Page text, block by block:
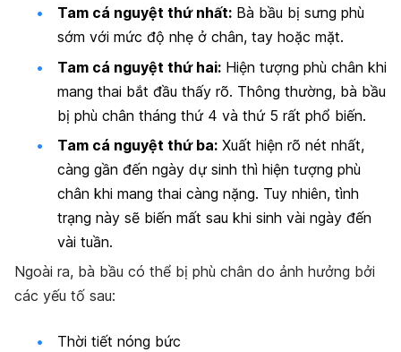
Tam cá nguyệt thứ nhất: Bà bầu bị sưng phù
sớm với mức độ nhẹ ở chân, tay hoặc mặt.
Tam cá nguyệt thứ hai: Hiện tượng phù chân khi
mang thai bắt đầu thấy rõ. Thông thường, bà bầu
bị phù chân tháng thứ 4 và thứ 5 rất phổ biến.
Tam cá nguyệt thứ ba: Xuất hiện rõ nét nhất,
càng gần đến ngày dự sinh thì hiện tượng phù
chân khi mang thai càng nặng. Tuy nhiên, tình
trạng này sẽ biến mất sau khi sinh vài ngày đến
vài tuần.
Ngoài ra, bà bầu có thể bị phù chân do ảnh hưởng bởi
các yếu tố sau:
Thời tiết nóng bức